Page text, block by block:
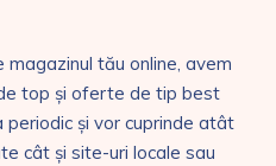
tău online, avem
top și oferte de tip best
și vor cuprinde atât
cât și site-uri locale sau